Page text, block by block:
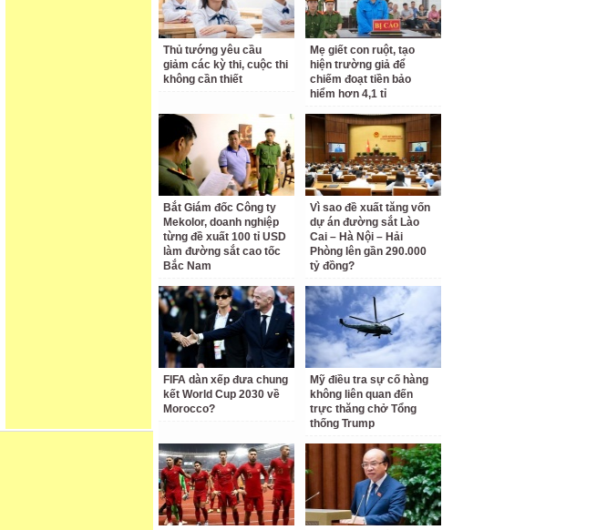
Thủ tướng yêu cầu
giảm các kỳ thi, cuộc thi
không cần thiết
Mẹ giết con ruột, tạo
hiện trường giả để
chiếm đoạt tiền bảo
hiểm hơn 4,1 tỉ
Bắt Giám đốc Công ty
Mekolor, doanh nghiệp
từng đề xuất 100 tỉ USD
làm đường sắt cao tốc
Bắc Nam
Vì sao đề xuất tăng vốn
dự án đường sắt Lào
Cai – Hà Nội – Hải
Phòng lên gần 290.000
tỷ đồng?
FIFA dàn xếp đưa chung
kết World Cup 2030 về
Morocco?
Mỹ điều tra sự cố hàng
không liên quan đến
trực thăng chở Tổng
thống Trump